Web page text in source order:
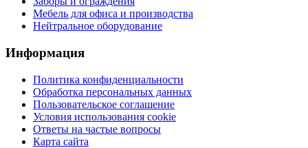
Мебель для офиса и производства
Нейтральное оборудование
Информация
Политика конфиденциальности
Обработка персональных данных
Пользовательское соглашение
Условия использования cookie
Ответы на частые вопросы
Карта сайта